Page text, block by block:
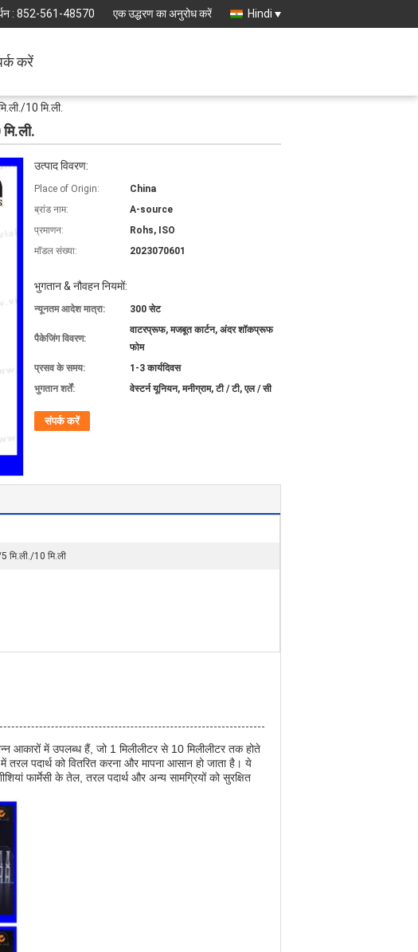
: 852-561-48570 एक उद्धरण का अनुरोध करें Hindi
करें
10 मि.ली.
उत्पाद विवरण:
Place of Origin:
China
ब्रांड नाम:
A-source
प्रमाणन:
Rohs, ISO
मॉडल संख्या:
2023070601
भुगतान & नौवहन नियमों:
न्यूनतम आदेश मात्रा: 300 सेट
पैकेजिंग विवरण:
वाटरप्रूफ, मजबूत कार्टन, अंदर शॉकप्रूफ
फोम
प्रसव के समय:
1-3 कार्यदिवस
भुगतान शर्तें:
वेस्टर्न यूनियन, मनीग्राम, टी / टी, एल / सी
संपर्क करें
मि.ली./10 मि.ली
आकारों में उपलब्ध हैं, जो 1 मिलीलीटर से 10 मिलीलीटर तक होते
पदार्थ को वितरित करना और मापना आसान हो जाता है। ये
फार्मेसी के तेल, तरल पदार्थ और अन्य सामग्रियों को सुरक्षित